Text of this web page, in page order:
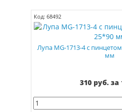
Код: 68492
Лупа MG-1713-4 c
мм
310 руб.